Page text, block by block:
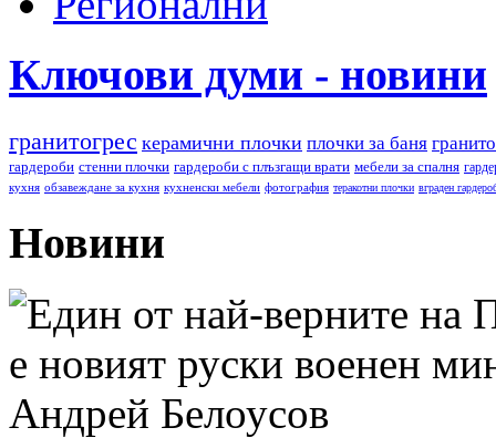
Ключови думи - новини
гранитогрес керамични плочки плочки за баня
гардероби стенни плочки гардероби с плъзгащи врати мебели за спалня
кухня обзавеждане за кухня кухненски мебели фотография теракотни плочки вграден
Новини